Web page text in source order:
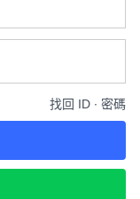
找回 ID ∙ 密碼